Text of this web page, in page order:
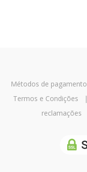
Métodos de
Termos e Condições
reclamações